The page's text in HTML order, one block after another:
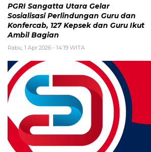
PGRI Sangatta Utara Gelar
Sosialisasi Perlindungan Guru dan
Konfercab, 127 Kepsek dan Guru Ikut
Ambil Bagian
Rabu, 1 Apr 2026 - 14:19 WITA